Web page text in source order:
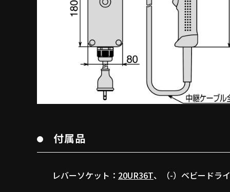
付属品
レバーソケット： 20UR36T、（-）ベビードラ